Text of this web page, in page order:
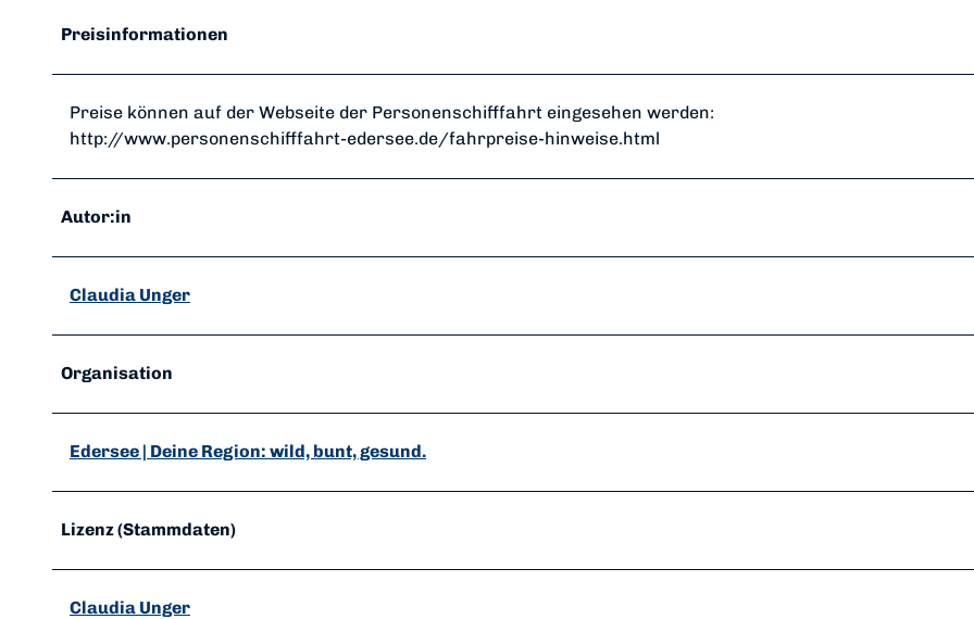
Preisinformationen
Preise können auf der Webseite der Personenschifffahrt eingesehen werden:
http://www.personenschifffahrt-edersee.de/fahrpreise-hinweise.html
Autor:in
Claudia Unger
Organisation
Edersee | Deine Region: wild, bunt, gesund.
Lizenz (Stammdaten)
Claudia Unger